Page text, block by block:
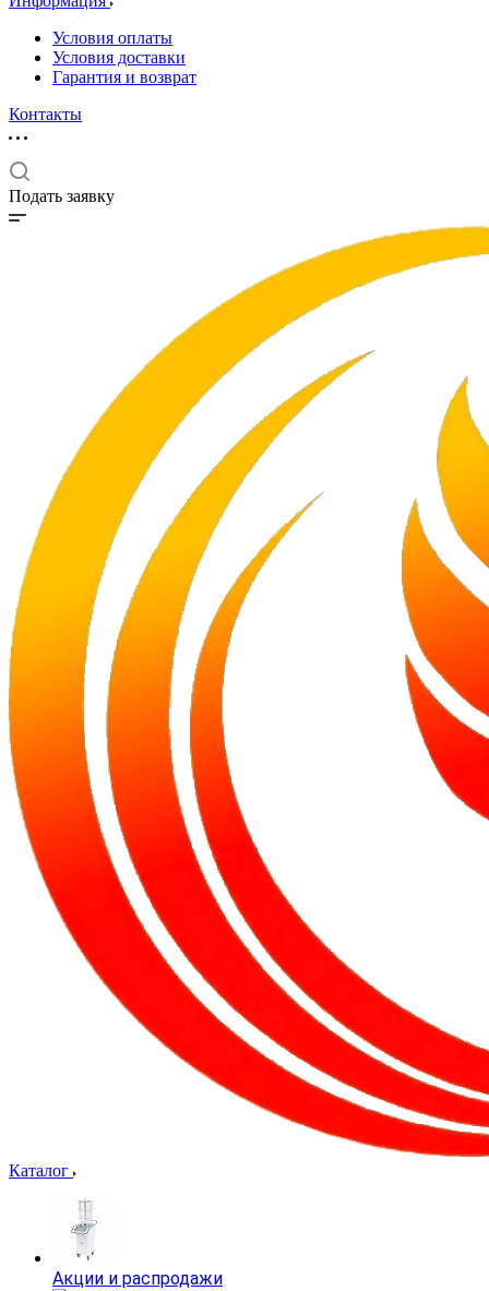
Условия оплаты
Условия доставки
Гарантия и возврат
Контакты
Подать заявку
Каталог
Акции и распродажи